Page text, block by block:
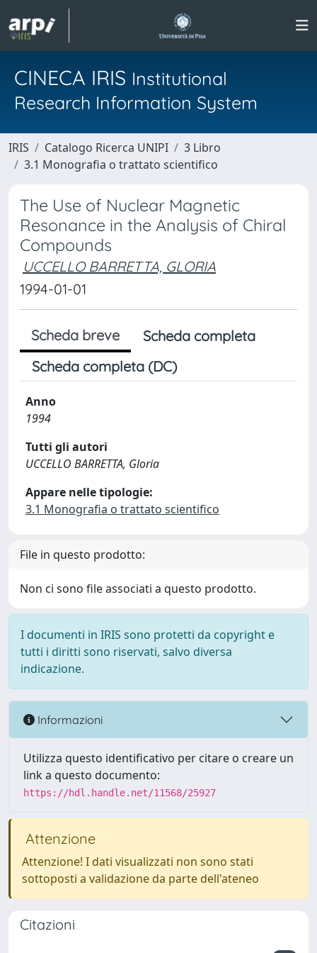
CINECA IRIS Institutional
Research Information System
IRIS Catalogo Ricerca UNIPI
3 Libro
3.1 Monografia o trattato scientifico
The Use of Nuclear Magnetic
Resonance in the Analysis of Chiral
Compounds
UCCELLO BARRETTA, GLORIA
1994-01-01
Scheda breve
Scheda completa
Scheda completa (DC)
Anno
1994
Tutti gli autori
UCCELLO BARRETTA, Gloria
Appare nelle tipologie:
3.1 Monografia o trattato scientifico
File in questo prodotto:
Non ci sono file associati a questo prodotto.
I documenti in IRIS sono protetti da copyright e
tutti i diritti sono riservati, salvo diversa
indicazione.
Informazioni
Utilizza questo identificativo per citare o creare un
link a questo documento:
https://hdl.handle.net/11568/25927
Attenzione
Attenzione! I dati visualizzati non sono stati
sottoposti a validazione da parte dell'ateneo
Citazioni